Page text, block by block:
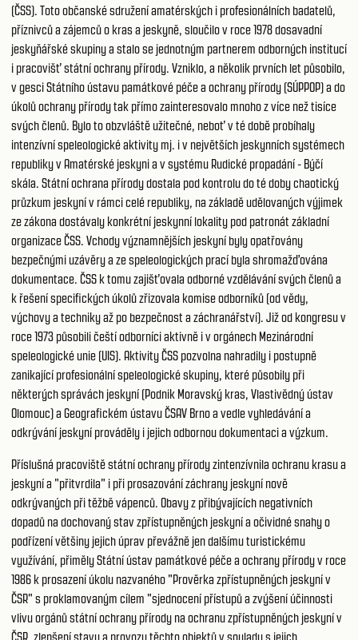
(ČSS). Toto občanské sdružení amatérských i profesionálních badatelů,
příznivců a zájemců o kras a jeskyně, sloučilo v roce 1978 dosavadní
jeskyňářské skupiny a stalo se jednotným partnerem odborných institucí
i pracovišť státní ochrany přírody. Vzniklo, a několik prvních let působilo,
v gesci Státního ústavu památkové péče a ochrany přírody (SÚPPOP) a do
úkolů ochrany přírody tak přímo zainteresovalo mnoho z více než tisíce
svých členů. Bylo to obzvláště užitečné, neboť v té době probíhaly
intenzívní speleologické aktivity mj. i v největších jeskynních systémech
republiky v Amatérské jeskyni a v systému Rudické propadání - Býčí
skála. Státní ochrana přírody dostala pod kontrolu do té doby chaotický
průzkum jeskyní v rámci celé republiky, na základě udělovaných výjimek
ze zákona dostávaly konkrétní jeskynní lokality pod patronát základní
organizace ČSS. Vchody významnějších jeskyní byly opatřovány
bezpečnými uzávěry a ze speleologických prací byla shromažďována
dokumentace. ČSS k tomu zajišťovala odborné vzdělávání svých členů a
k řešení specifických úkolů zřizovala komise odborníků (od vědy,
výchovy a techniky až po bezpečnost a záchranářství). Již od kongresu v
roce 1973 působili čeští odborníci aktivně i v orgánech Mezinárodní
speleologické unie (UIS). Aktivity ČSS pozvolna nahradily i postupně
zanikající profesionální speleologické skupiny, které působily při
některých správách jeskyní (Podnik Moravský kras, Vlastivědný ústav
Olomouc) a Geografickém ústavu ČSAV Brno a vedle vyhledávání a
odkrývání jeskyní prováděly i jejich odbornou dokumentaci a výzkum.
Příslušná pracoviště státní ochrany přírody zintenzívnila ochranu krasu a
jeskyní a "přitvrdila" i při prosazování záchrany jeskyní nově
odkrývaných při těžbě vápenců. Obavy z přibývajících negativních
dopadů na dochovaný stav zpřístupněných jeskyní a očividné snahy o
podřízení většiny jejich úprav převážně jen dalšímu turistickému
využívání, přiměly Státní ústav památkové péče a ochrany přírody v roce
1986 k prosazení úkolu nazvaného "Prověrka zpřístupněných jeskyní v
ČSR" s proklamovaným cílem "sjednocení přístupů a zvýšení účinnosti
vlivu orgánů státní ochrany přírody na ochranu zpřístupněných jeskyní v